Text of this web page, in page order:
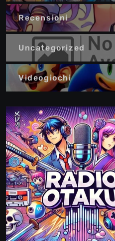
Recensioni
Uncategorized
Videogiochi